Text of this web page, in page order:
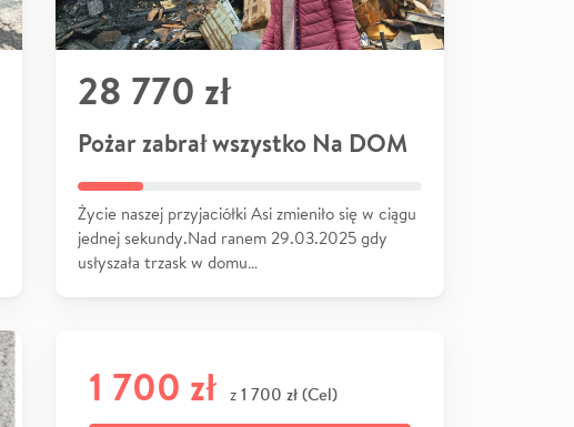
28 770 zł
Pożar zabrał wszystko Na DOM
Życie naszej przyjaciółki Asi zmieniło się w ciągu
jednej sekundy.Nad ranem 29.03.2025 gdy
usłyszała trzask w domu…
1 700 zł z 1 700 zł (Cel)